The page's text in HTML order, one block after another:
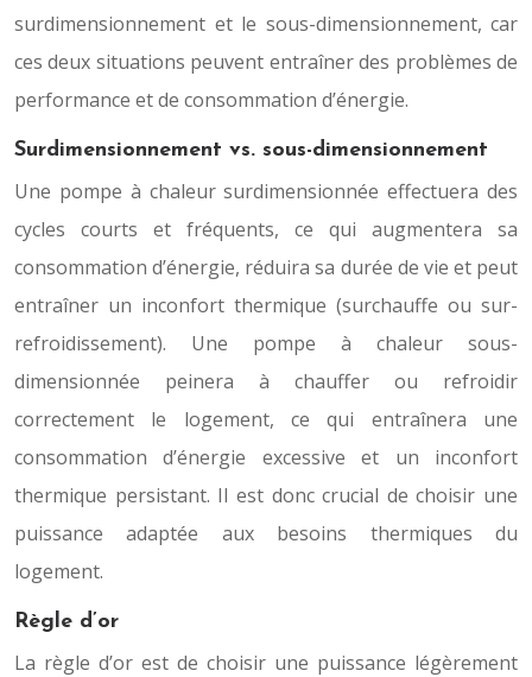
surdimensionnement et le sous-dimensionnement, car
ces deux situations peuvent entraîner des problèmes de
performance et de consommation d’énergie.
Surdimensionnement vs. sous-dimensionnement
Une pompe à chaleur surdimensionnée effectuera des
cycles courts et fréquents, ce qui augmentera sa
consommation d’énergie, réduira sa durée de vie et peut
entraîner un inconfort thermique (surchauffe ou sur-
refroidissement). Une pompe à chaleur sous-
dimensionnée peinera à chauffer ou refroidir
correctement le logement, ce qui entraînera une
consommation d’énergie excessive et un inconfort
thermique persistant. Il est donc crucial de choisir une
puissance adaptée aux besoins thermiques du
logement.
Règle d’or
La règle d’or est de choisir une puissance légèrement